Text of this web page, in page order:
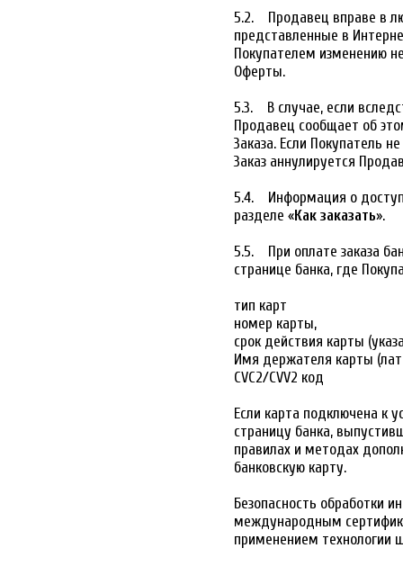
5.2. Продавец вправе в
представленные в
Покупателем изменению
Оферты.
5.3. В случае, если
Продавец сообщает об
Заказа. Если Покупатель
Заказ аннулируется
5.4. Информация о
разделе «Как заказать».
5.5. При оплате заказа
странице банка, где
тип карт
номер карты,
срок действия карты
Имя держателя карты
CVC2/CVV2 код
Если карта подключена к
страницу банка,
правилах и методах
банковскую карту.
Безопасность обработки
международным
применением технологии